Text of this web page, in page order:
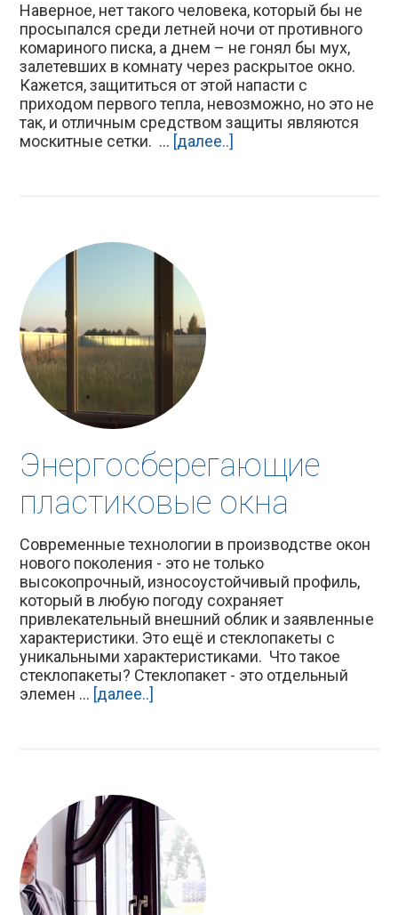
Наверное, нет такого человека, который бы не
просыпался среди летней ночи от противного
комариного писка, а днем – не гонял бы мух,
залетевших в комнату через раскрытое окно.
Кажется, защититься от этой напасти с
приходом первого тепла, невозможно, но это не
так, и отличным средством защиты являются
москитные сетки. ... [далее..]
Энергосберегающие
пластиковые окна
Современные технологии в производстве окон
нового поколения - это не только
высокопрочный, износоустойчивый профиль,
который в любую погоду сохраняет
привлекательный внешний облик и заявленные
характеристики. Это ещё и стеклопакеты с
уникальными характеристиками. Что такое
стеклопакеты? Стеклопакет - это отдельный
элемен ... [далее..]